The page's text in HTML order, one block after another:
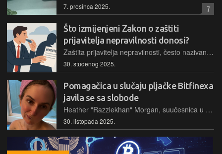
7. prosinca 2025. 7
Što izmijenjeni Zakon o zaštiti
prijavitelja nepravilnosti donosi?
Zaštita prijavitelja nepravilnosti, često nazivanih “zviždačima”, jedan je od ključnih mehanizama borbe protiv korupcije, zlouporabe ovlasti i nepravilnosti u javnom i privatnom sektoru. U tom kontekstu, hrvatska Vlada je usvojila izmjene i dopune Zakona o zaštiti prijavitelja nepravilnosti s ciljem jačanja pravne sigurnosti prijavitelja, preciznijeg definiranja njihovih prava te usklađivanja domaćeg zakonodavstva s novim europskim propisima i međunarodnim standardima, uključujući i preporuke OECD-a.
30. studenog 2025.
Pomagačica u slučaju pljačke Bitfinexa
javila se sa slobode
Heather "Razzlekhan" Morgan, suučesnica u hakiranju i pljačkanju kriptomjenjačnice Bitfinex, dobila je prijevremeni otpust iz zatvora. Iako okolnosti pomilovanja nisu objavljene, ona se očito dobro zabavlja
30. listopada 2025.